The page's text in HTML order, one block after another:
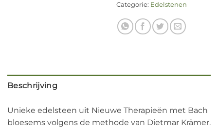
Categorie: Edelstenen
Beschrijving
Unieke edelsteen uit Nieuwe Therapieën met Bach
bloesems volgens de methode van Dietmar Krämer.